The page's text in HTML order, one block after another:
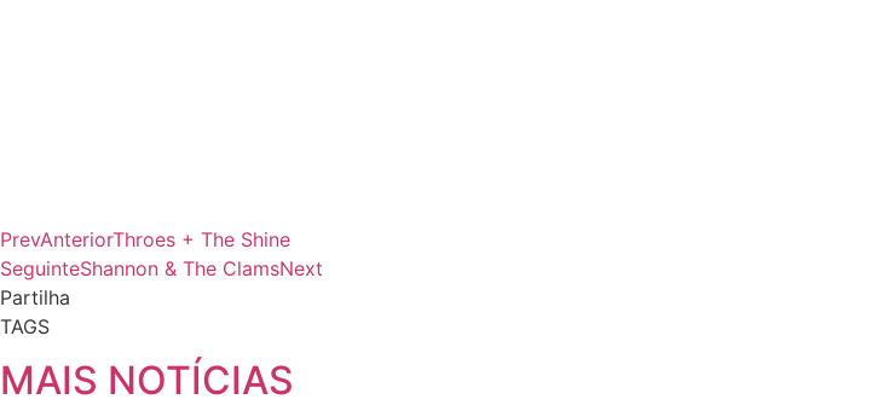
PrevAnteriorThroes + The Shine
SeguinteShannon & The ClamsNext
Partilha
TAGS
MAIS NOTÍCIAS